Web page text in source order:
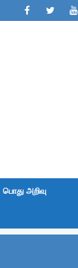
பொது அறிவு